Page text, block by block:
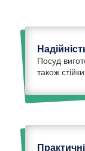
Посуд
також